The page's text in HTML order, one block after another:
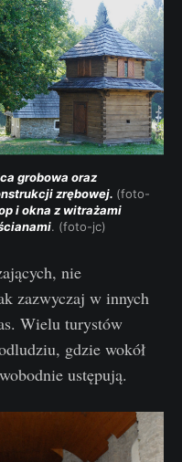
grobowa oraz
zrębowej. (foto-
i okna z witrażami
. (foto-jc)
nie
zazwyczaj w innych
Wielu turystów
gdzie wokół
ustępują.